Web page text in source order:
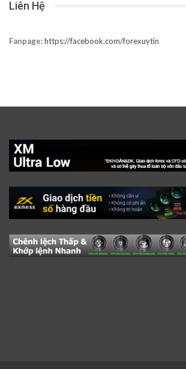
Liên Hệ
Fanpage:https://facebook.com/forexuytin